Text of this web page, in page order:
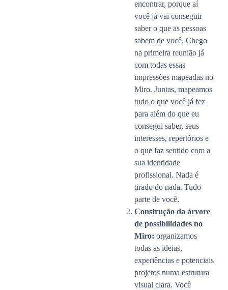
encontrar, porque aí
você já vai conseguir
saber o que as pessoas
sabem de você. Chego
na primeira reunião já
com todas essas
impressões mapeadas no
Miro. Juntas, mapeamos
tudo o que você já fez
para além do que eu
consegui saber, seus
interesses, repertórios e
o que faz sentido com a
sua identidade
profissional. Nada é
tirado do nada. Tudo
parte de você.
Construção da árvore
de possibilidades no
Miro: organizamos
todas as ideias,
experiências e potenciais
projetos numa estrutura
visual clara. Você